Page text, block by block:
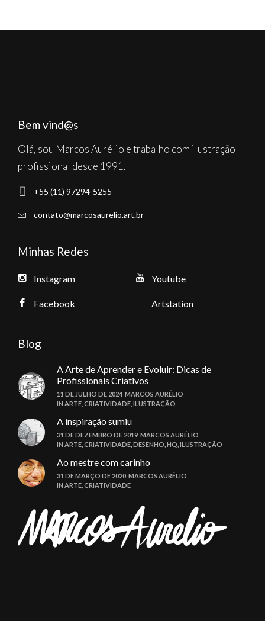
Bem vind@s
Olá, sou Marcos Aurélio e trabalho com ilustração
profissional desde 1991.
+55 (11) 97294-5255
contato@marcosaurelio.art.br
Minhas Redes
Instagram
Facebook
Youtube
Artstation
Blog
A Arte de Aprender e Evoluir: Dicas de
Profissionais Criativos
11 DE JULHO DE 2024 MARCOS AURÉLIO
IN ARTE CRIATIVIDADE ILUSTRAÇÃO
A inspiração sumiu
31 DE DEZEMBRO DE 2019 MARCOS AURÉLIO
IN ARTE CRIATIVIDADE DESENHO HQ ILUSTRAÇÃO
Ao mestre com carinho
31 DE MARÇO DE 2020 MARCOS AURÉLIO
IN ARTE CRIATIVIDADE